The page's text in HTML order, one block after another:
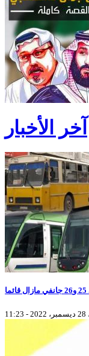
آخر الأخبار